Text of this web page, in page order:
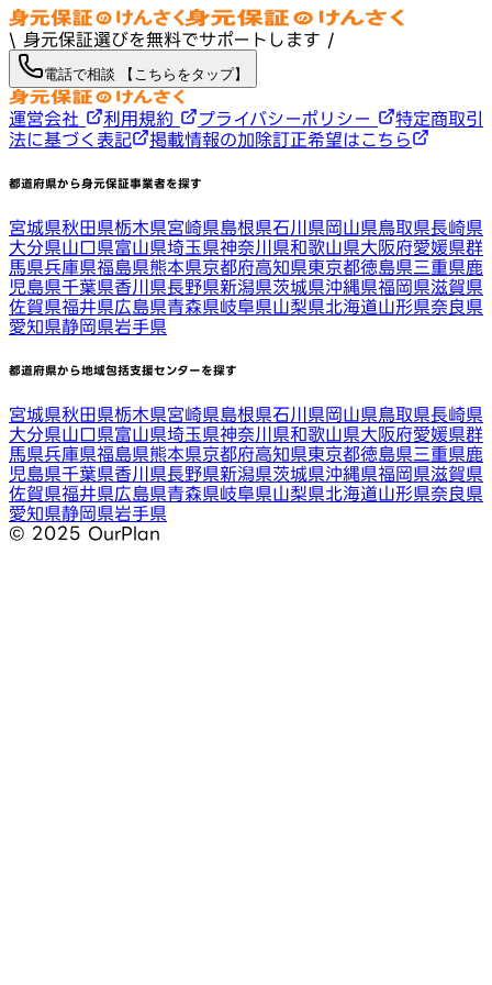
\ 身元保証選びを無料でサポートします /
電話で相談 【こちらをタップ】
運営会社 利用規約 プライバシーポリシー
特定商取引
法に基づく表記
掲載情報の加除訂正希望はこちら
都道府県から身元保証事業者を探す
宮城県秋田県栃木県宮崎県島根県石川県岡山県鳥取県長崎県
大分県山口県富山県埼玉県神奈川県和歌山県大阪府愛媛県群
馬県兵庫県福島県熊本県京都府高知県東京都徳島県三重県鹿
児島県千葉県香川県長野県新潟県茨城県沖縄県福岡県滋賀県
佐賀県福井県広島県青森県岐阜県山梨県北海道山形県奈良県
愛知県静岡県岩手県
都道府県から地域包括支援センターを探す
宮城県秋田県栃木県宮崎県島根県石川県岡山県鳥取県長崎県
大分県山口県富山県埼玉県神奈川県和歌山県大阪府愛媛県群
馬県兵庫県福島県熊本県京都府高知県東京都徳島県三重県鹿
児島県千葉県香川県長野県新潟県茨城県沖縄県福岡県滋賀県
佐賀県福井県広島県青森県岐阜県山梨県北海道山形県奈良県
愛知県静岡県岩手県
©︎ 2025 OurPlan